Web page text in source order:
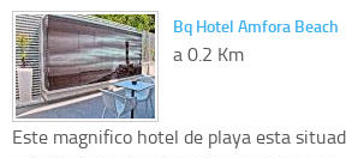
Bq Hotel Amfora Beach
a 0.2 Km
Este magnifico hotel de playa esta